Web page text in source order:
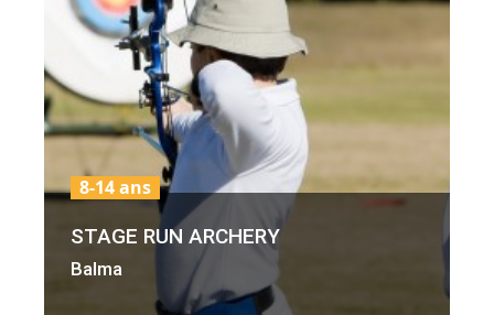
STAGE RUN ARCHERY
Balma
8-14 ans